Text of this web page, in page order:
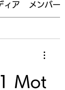
ィア メンバー
Mot